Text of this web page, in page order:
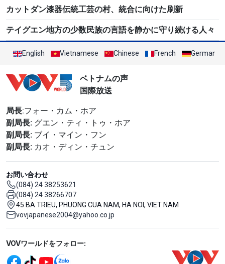
カットダン漆器伝統工芸の村、統合に向けた刷新
テイグエン地方の少数民族の言語を静かに守り続ける人々
English Vietnamese Chinese French German
ベトナムの声
国際放送
局長:フォー・カム・ホア
副局長: グエン・ティ・トゥ・ホア
副局長: ブイ・マイン・フン
副局長: カオ・ディン・チュン
お問い合わせ
(084) 24 38253621
(084) 24 38266707
45 BA TRIEU, PHUONG CUA NAM, HA NOI, VIET NAM
vovjapanese2004@yahoo.co.jp
Mạng xã hội
VOVワールドをフォロー: